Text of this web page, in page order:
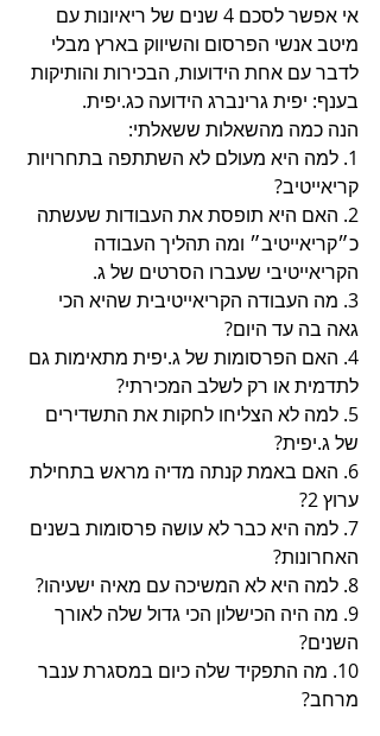
אי אפשר לסכם 4 שנים של ריאיונות עם
מיטב אנשי הפרסום והשיווק בארץ מבלי
לדבר עם אחת הידועות, הבכירות והותיקות
בענף: יפית גרינברג הידועה כג.יפית.
הנה כמה מהשאלות ששאלתי:
1. למה היא מעולם לא השתתפה בתחרויות
קריאייטיב?
2. האם היא תופסת את העבודות שעשתה
כ״קריאייטיב״ ומה תהליך העבודה
הקריאייטיבי שעברו הסרטים של ג.
3. מה העבודה הקריאייטיבית שהיא הכי
גאה בה עד היום?
4. האם הפרסומות של ג.יפית מתאימות גם
לתדמית או רק לשלב המכירתי?
5. למה לא הצליחו לחקות את התשדירים
של ג.יפית?
6. האם באמת קנתה מדיה מראש בתחילת
ערוץ 2?
7. למה היא כבר לא עושה פרסומות בשנים
האחרונות?
8. למה היא לא המשיכה עם מאיה ישעיהו?
9. מה היה הכישלון הכי גדול שלה לאורך
השנים?
10. מה התפקיד שלה כיום במסגרת ענבר
מרחב?